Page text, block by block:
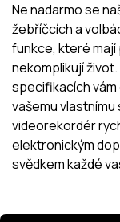
Ne nadarmo se
žebříčcích a
funkce, které mají
nekomplikují
specifikacích
vašemu vlastnímu
videorekordér
elektronickým
svědkem každé